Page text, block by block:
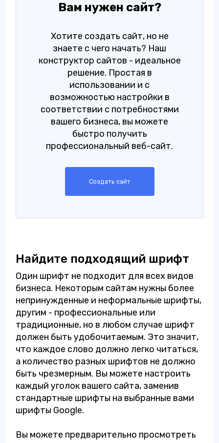
Вам нужен сайт?
Хотите создать сайт, но не
знаете с чего начать? Наш
конструктор сайтов - идеальное
решение. Простая в
использовании и с
возможностью настройки в
соответствии с потребностями
вашего бизнеса, вы можете
быстро получить
профессиональный веб-сайт.
Создать сайт
Найдите подходящий шрифт
Один шрифт не подходит для всех видов
бизнеса. Некоторым сайтам нужны более
непринужденные и неформальные шрифты,
другим - профессиональные или
традиционные, но в любом случае шрифт
должен быть удобочитаемым. Это значит,
что каждое слово должно легко читаться,
а количество разных шрифтов не должно
быть чрезмерным. Вы можете настроить
каждый уголок вашего сайта, заменив
стандартные шрифты на выбранные вами
шрифты Google.
Вы можете предварительно просмотреть